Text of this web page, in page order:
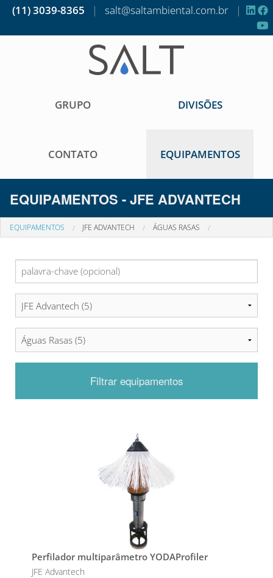
(11) 3039-8365 | salt@saltambiental.com.br |
GRUPO DIVISÕES
CONTATO EQUIPAMENTOS
EQUIPAMENTOS - JFE ADVANTECH
EQUIPAMENTOS JFE ADVANTECH ÁGUAS RASAS
Filtrar equipamentos
Perfilador multiparâmetro YODAProfiler
JFE Advantech